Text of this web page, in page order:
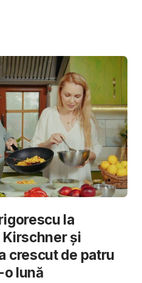
la
și
crescut de patru
lună